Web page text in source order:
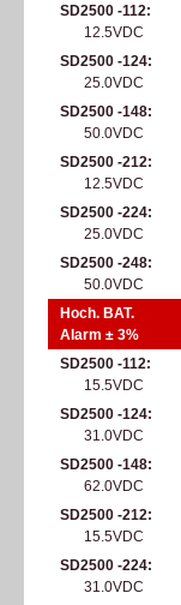
SD2500 -112
12.5VDC
SD2500 -124
25.0VDC
SD2500 -148
50.0VDC
SD2500 -212
12.5VDC
SD2500 -224
25.0VDC
SD2500 -248
50.0VDC
Hoch. BAT.
Alarm ± 3%
SD2500 -112
15.5VDC
SD2500 -124
31.0VDC
SD2500 -148
62.0VDC
SD2500 -212
15.5VDC
SD2500 -224
31.0VDC